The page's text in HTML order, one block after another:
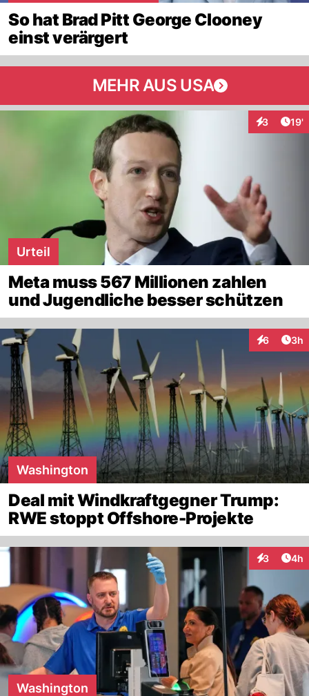
So hat Brad Pitt George Clooney
einst verärgert
MEHR AUS USA
3 19'
Urteil
Meta muss 567 Millionen zahlen
und Jugendliche besser schützen
6 3h
Washington
Deal mit Windkraftgegner Trump:
RWE stoppt Offshore-Projekte
3 4h
Washington